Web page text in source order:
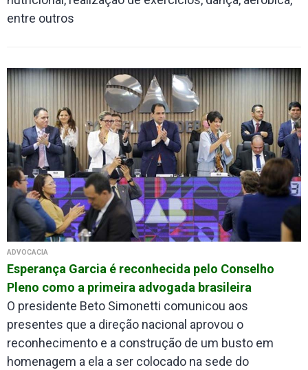
entre outros
ADVOCACIA
Esperança Garcia é reconhecida pelo Conselho
Pleno como a primeira advogada brasileira
O presidente Beto Simonetti comunicou aos
presentes que a direção nacional aprovou o
reconhecimento e a construção de um busto em
homenagem a ela a ser colocado na sede do